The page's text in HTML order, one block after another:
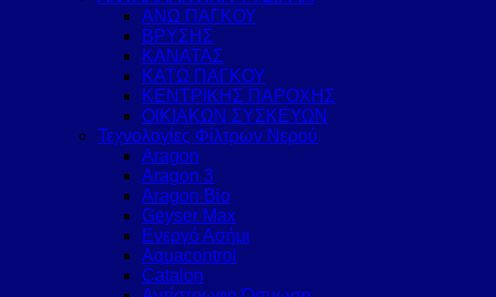
ΑΝΩ ΠΑΓΚΟΥ
ΒΡΥΣΗΣ
ΚΑΝΑΤΑΣ
ΚΑΤΩ ΠΑΓΚΟΥ
ΚΕΝΤΡΙΚΗΣ ΠΑΡΟΧΗΣ
ΟΙΚΙΑΚΩΝ ΣΥΣΚΕΥΩΝ
Τεχνολογίες Φίλτρων Νερού
Aragon
Aragon 3
Aragon Bio
Geyser Max
Ενεργό Ασήμι
Aquacontrol
Catalon